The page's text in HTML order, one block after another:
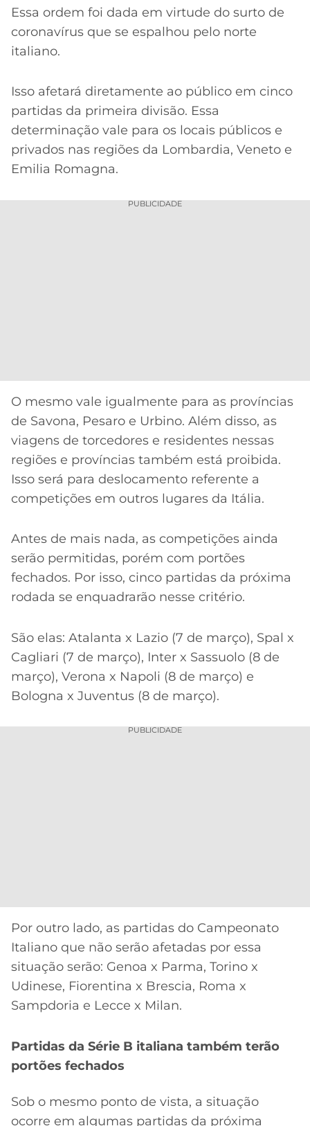
CRUZEIRO
Essa ordem foi dada em virtude do surto de
coronavírus que se espalhou pelo norte
italiano.
Isso afetará diretamente ao público em cinco
partidas da primeira divisão. Essa
determinação vale para os locais públicos e
privados nas regiões da Lombardia, Veneto e
Emilia Romagna.
PUBLICIDADE
O mesmo vale igualmente para as províncias
de Savona, Pesaro e Urbino. Além disso, as
viagens de torcedores e residentes nessas
regiões e províncias também está proibida.
Isso será para deslocamento referente a
competições em outros lugares da Itália.
Antes de mais nada, as competições ainda
serão permitidas, porém com portões
fechados. Por isso, cinco partidas da próxima
rodada se enquadrarão nesse critério.
São elas: Atalanta x Lazio (7 de março), Spal x
Cagliari (7 de março), Inter x Sassuolo (8 de
março), Verona x Napoli (8 de março) e
Bologna x Juventus (8 de março).
PUBLICIDADE
Por outro lado, as partidas do Campeonato
Italiano que não serão afetadas por essa
situação serão: Genoa x Parma, Torino x
Udinese, Fiorentina x Brescia, Roma x
Sampdoria e Lecce x Milan.
Partidas da Série B italiana também terão
portões fechados
Sob o mesmo ponto de vista, a situação
ocorre em algumas partidas da próxima